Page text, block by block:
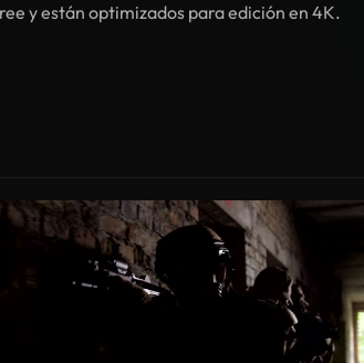
y están optimizados para edición en 4K.